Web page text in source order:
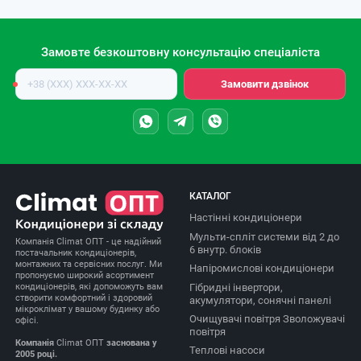
Замовте безкоштовну консультацію спеціаліста
Номер
телефону
Замовити дзвінок
Компанія Climat ОПТ - це надійний
постачальник кондиціонерів,
монтажних та сервісних послуг. Ми
пропонуємо широкий асортимент
кондиціонерів, які допоможуть вам
створити комфортний і здоровий
мікроклімат у вашому будинку або
офісі.
Компанія Climat ОПТзаснована у
2005 році.
КАТАЛОГ
Настінні кондиціонери
Мульти-спліт системи від 2 до
6 внутр. блоків
Напіромислові кондиціонери
Гібридні інвертори,
акумулятори, сонячні панелі
Очищувачі повітря Зволожувачі
повітря
Теплові насоси